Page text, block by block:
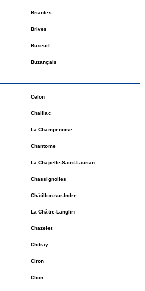
Briantes
Brives
Buxeuil
Buzançais
Celon
Chaillac
La Champenoise
Chantome
La Chapelle-Saint-Laurian
Chassignolles
Châtillon-sur-Indre
La Châtre-Langlin
Chazelet
Chitray
Ciron
Clion